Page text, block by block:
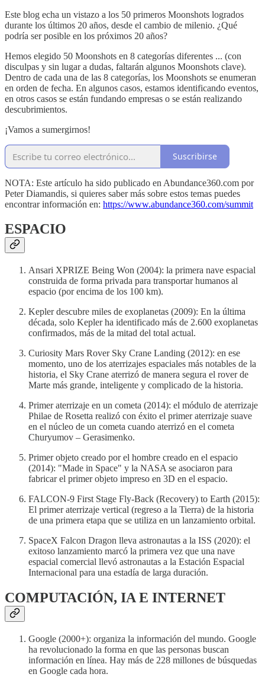
Este blog echa un vistazo a los 50 primeros Moonshots logrados
durante los últimos 20 años, desde el cambio de milenio. ¿Qué
podría ser posible en los próximos 20 años?
Hemos elegido 50 Moonshots en 8 categorías diferentes ... (con
disculpas y sin lugar a dudas, faltarán algunos Moonshots clave).
Dentro de cada una de las 8 categorías, los Moonshots se enumeran
en orden de fecha. En algunos casos, estamos identificando eventos,
en otros casos se están fundando empresas o se están realizando
descubrimientos.
¡Vamos a sumergirnos!
Suscribirse
NOTA: Este artículo ha sido publicado en Abundance360.com por
Peter Diamandis, si quieres saber más sobre estos temas puedes
encontrar información en: https://www.abundance360.com/summit
ESPACIO
Ansari XPRIZE Being Won (2004): la primera nave espacial
construida de forma privada para transportar humanos al
espacio (por encima de los 100 km).
Kepler descubre miles de exoplanetas (2009): En la última
década, solo Kepler ha identificado más de 2.600 exoplanetas
confirmados, más de la mitad del total actual.
Curiosity Mars Rover Sky Crane Landing (2012): en ese
momento, uno de los aterrizajes espaciales más notables de la
historia, el Sky Crane aterrizó de manera segura el rover de
Marte más grande, inteligente y complicado de la historia.
Primer aterrizaje en un cometa (2014): el módulo de aterrizaje
Philae de Rosetta realizó con éxito el primer aterrizaje suave
en el núcleo de un cometa cuando aterrizó en el cometa
Churyumov – Gerasimenko.
Primer objeto creado por el hombre creado en el espacio
(2014): "Made in Space" y la NASA se asociaron para
fabricar el primer objeto impreso en 3D en el espacio.
FALCON-9 First Stage Fly-Back (Recovery) to Earth (2015):
El primer aterrizaje vertical (regreso a la Tierra) de la historia
de una primera etapa que se utiliza en un lanzamiento orbital.
SpaceX Falcon Dragon lleva astronautas a la ISS (2020): el
exitoso lanzamiento marcó la primera vez que una nave
espacial comercial llevó astronautas a la Estación Espacial
Internacional para una estadía de larga duración.
COMPUTACIÓN, IA E INTERNET
Google (2000+): organiza la información del mundo. Google
ha revolucionado la forma en que las personas buscan
información en línea. Hay más de 228 millones de búsquedas
en Google cada hora.